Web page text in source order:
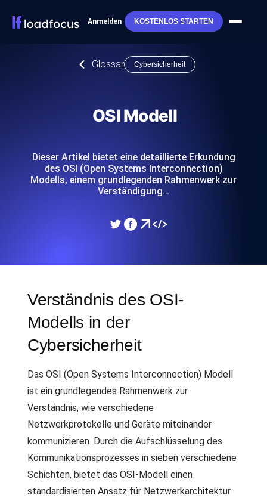
Anmelden KOSTENLOS STARTEN
Glossar Cybersicherheit
OSI Modell
Dieser Artikel bietet eine detaillierte Erkundung
des OSI (Open Systems Interconnection)
Modells, einem grundlegenden Rahmenwerk zur
Verständigung…
Verständnis des OSI-
Modells in der
Cybersicherheit
Das OSI (Open Systems Interconnection) Modell
ist ein grundlegendes Rahmenwerk zur
Verständnis, wie verschiedene
Netzwerkprotokolle und Geräte miteinander
kommunizieren. Durch die Aufschlüsselung des
Kommunikationsprozesses in sieben verschiedene
Schichten, bietet das OSI-Modell einen
standardisierten Ansatz für Netzwerkarchitektur